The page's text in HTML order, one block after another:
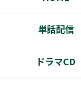
単話配信
ドラマCD